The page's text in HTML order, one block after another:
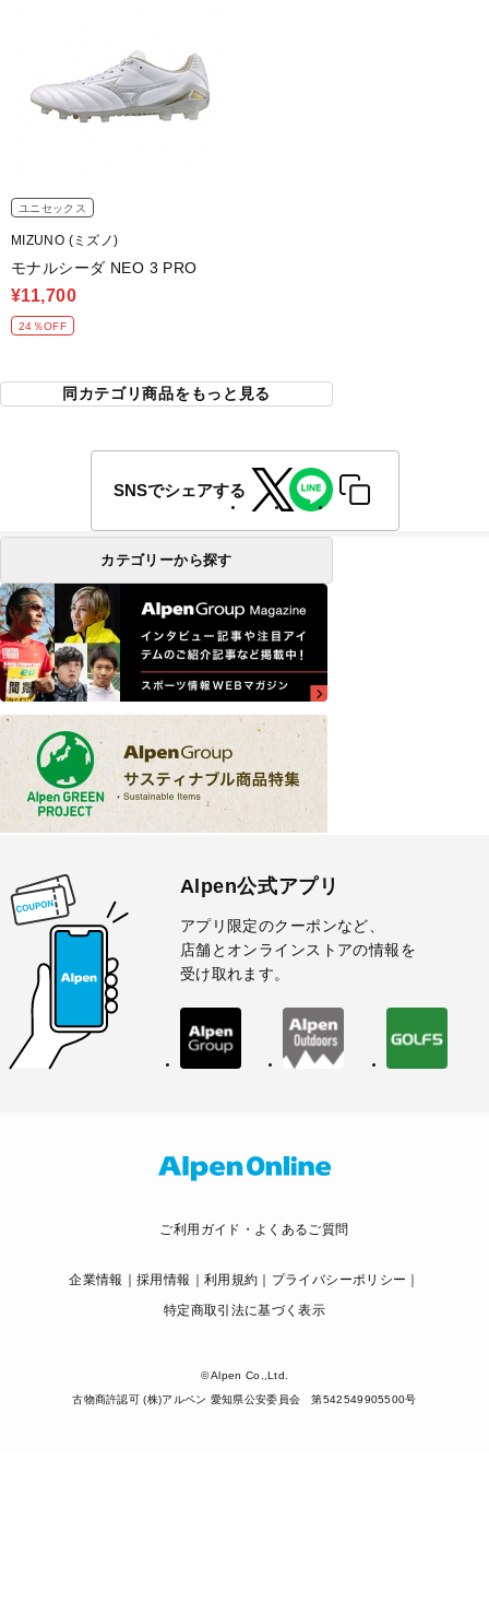
ユニセックス
MIZUNO (ミズノ)
モナルシーダ NEO 3 PRO
¥11,700
24％OFF
同カテゴリ商品をもっと見る
SNSでシェアする
カテゴリーから探す
Alpen公式アプリ
アプリ限定のクーポンなど、
店舗とオンラインストアの情報を
受け取れます。
ご利用ガイド・よくあるご質問
企業情報 採用情報 利用規約
プライバシーポリシー
特定商取引法に基づく表示
© Alpen Co.,Ltd.
古物商許認可 (株)アルペン 愛知県公安委員会 第542549905500号